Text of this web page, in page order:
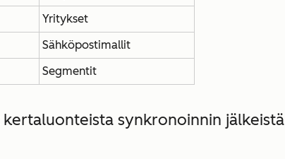
Yritykset
Sähköpostimallit
Segmentit
kertaluonteista synkronoinnin jälkeistä